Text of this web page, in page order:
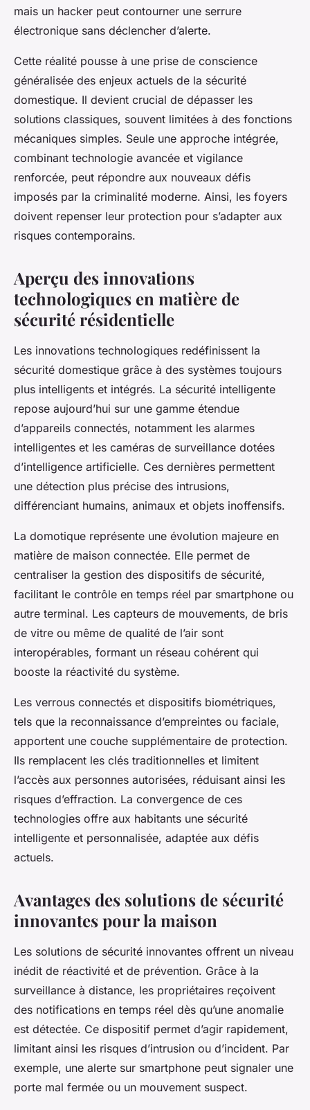
mais un hacker peut contourner une serrure
électronique sans déclencher d’alerte.
Cette réalité pousse à une prise de conscience
généralisée des enjeux actuels de la sécurité
domestique. Il devient crucial de dépasser les
solutions classiques, souvent limitées à des fonctions
mécaniques simples. Seule une approche intégrée,
combinant technologie avancée et vigilance
renforcée, peut répondre aux nouveaux défis
imposés par la criminalité moderne. Ainsi, les foyers
doivent repenser leur protection pour s’adapter aux
risques contemporains.
Aperçu des innovations
technologiques en matière de
sécurité résidentielle
Les innovations technologiques redéfinissent la
sécurité domestique grâce à des systèmes toujours
plus intelligents et intégrés. La sécurité intelligente
repose aujourd’hui sur une gamme étendue
d’appareils connectés, notamment les alarmes
intelligentes et les caméras de surveillance dotées
d’intelligence artificielle. Ces dernières permettent
une détection plus précise des intrusions,
différenciant humains, animaux et objets inoffensifs.
La domotique représente une évolution majeure en
matière de maison connectée. Elle permet de
centraliser la gestion des dispositifs de sécurité,
facilitant le contrôle en temps réel par smartphone ou
autre terminal. Les capteurs de mouvements, de bris
de vitre ou même de qualité de l’air sont
interopérables, formant un réseau cohérent qui
booste la réactivité du système.
Les verrous connectés et dispositifs biométriques,
tels que la reconnaissance d’empreintes ou faciale,
apportent une couche supplémentaire de protection.
Ils remplacent les clés traditionnelles et limitent
l’accès aux personnes autorisées, réduisant ainsi les
risques d’effraction. La convergence de ces
technologies offre aux habitants une sécurité
intelligente et personnalisée, adaptée aux défis
actuels.
Avantages des solutions de sécurité
innovantes pour la maison
Les solutions de sécurité innovantes offrent un niveau
inédit de réactivité et de prévention. Grâce à la
surveillance à distance, les propriétaires reçoivent
des notifications en temps réel dès qu’une anomalie
est détectée. Ce dispositif permet d’agir rapidement,
limitant ainsi les risques d’intrusion ou d’incident. Par
exemple, une alerte sur smartphone peut signaler une
porte mal fermée ou un mouvement suspect.